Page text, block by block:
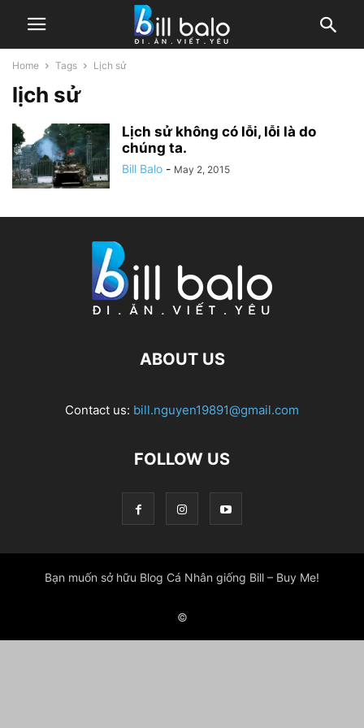
Home Tags Lịch sử
lịch sử
Lịch sử không có lỗi, lỗi là do
chúng ta.
Bill Balo - May 2, 2015
ABOUT US
Contact us: bill.nguyen19891@gmail.com
FOLLOW US
Bạn muốn sở hữu Blog Cá Nhân giống Bill – Buy Me!
©